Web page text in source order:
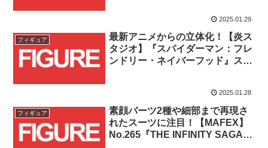
ールワールドwithグルート)」簡
易レビュー！！
2025.01.29
フィギュア
最新アニメからの立体化！【炎ス
タジオ】『スパイダーマン：フレ
ンドリー・ネイバーフッド』スパ
2025.01.28
フィギュア
素顔パーツ2種や細部まで再現さ
れたスーツに注目！【MAFEX】
No.265『THE INFINITY SAGA』